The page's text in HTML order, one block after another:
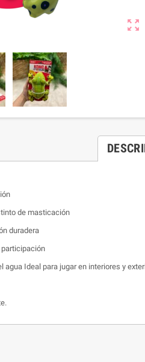
zoom_out_map
de masticación
duradera
participación
agua Ideal para jugar en interiores y